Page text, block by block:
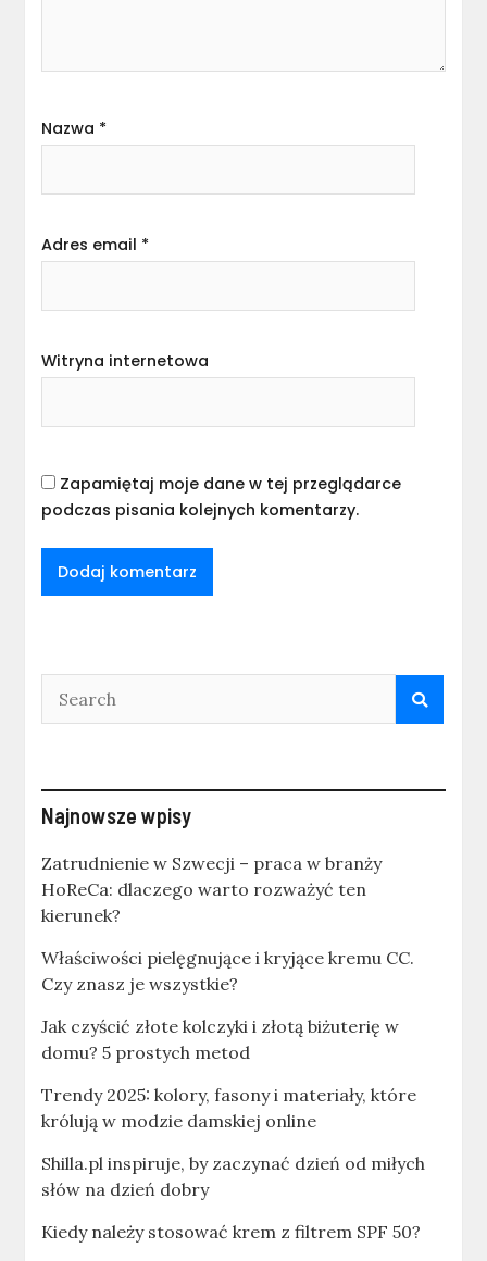
Nazwa *
Adres email *
Witryna internetowa
Zapamiętaj moje dane w tej przeglądarce
podczas pisania kolejnych komentarzy.
Najnowsze wpisy
Zatrudnienie w Szwecji – praca w branży
HoReCa: dlaczego warto rozważyć ten
kierunek?
Właściwości pielęgnujące i kryjące kremu CC.
Czy znasz je wszystkie?
Jak czyścić złote kolczyki i złotą biżuterię w
domu? 5 prostych metod
Trendy 2025: kolory, fasony i materiały, które
królują w modzie damskiej online
Shilla.pl inspiruje, by zaczynać dzień od miłych
słów na dzień dobry
Kiedy należy stosować krem z filtrem SPF 50?